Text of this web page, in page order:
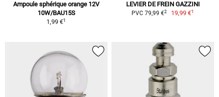
Ampoule sphérique orange 12V
10W/BAU15S
1,99 €1
LEVIER DE FREIN GAZZINI
PVC 79,99 €2 19,99 €1